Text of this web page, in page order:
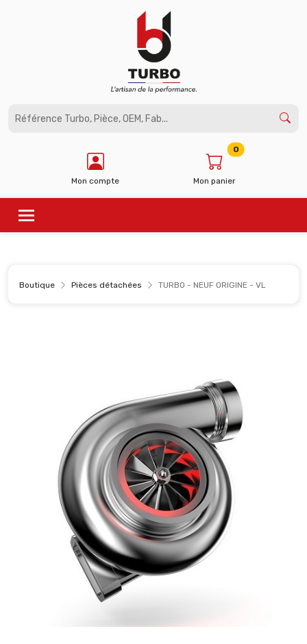
Mon compte Mon panier
0
Boutique Pièces détachées TURBO - NEUF ORIGINE - VL
Panneau de gestion des cookies